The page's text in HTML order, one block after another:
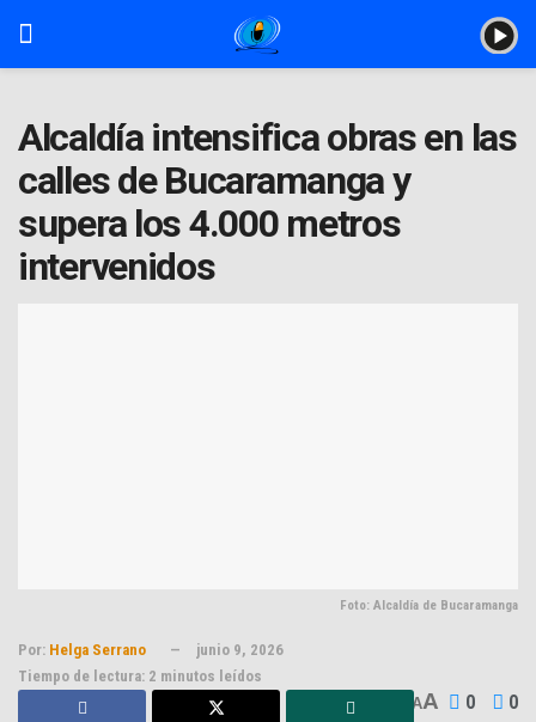
Alcaldía intensifica obras en las
calles de Bucaramanga y
supera los 4.000 metros
intervenidos
Foto: Alcaldía de Bucaramanga
Por: Helga Serrano
junio 9, 2026
Tiempo de lectura: 2 minutos leídos
AA 0 0